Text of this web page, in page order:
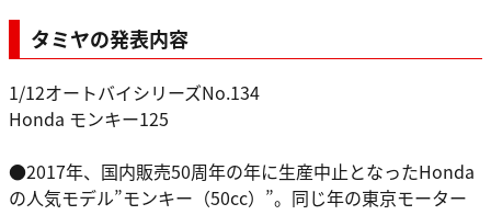
タミヤの発表内容
1/12オートバイシリーズNo.134
Honda モンキー125
●2017年、国内販売50周年の年に生産中止となったHonda
の人気モデル”モンキー（50cc）”。同じ年の東京モーター